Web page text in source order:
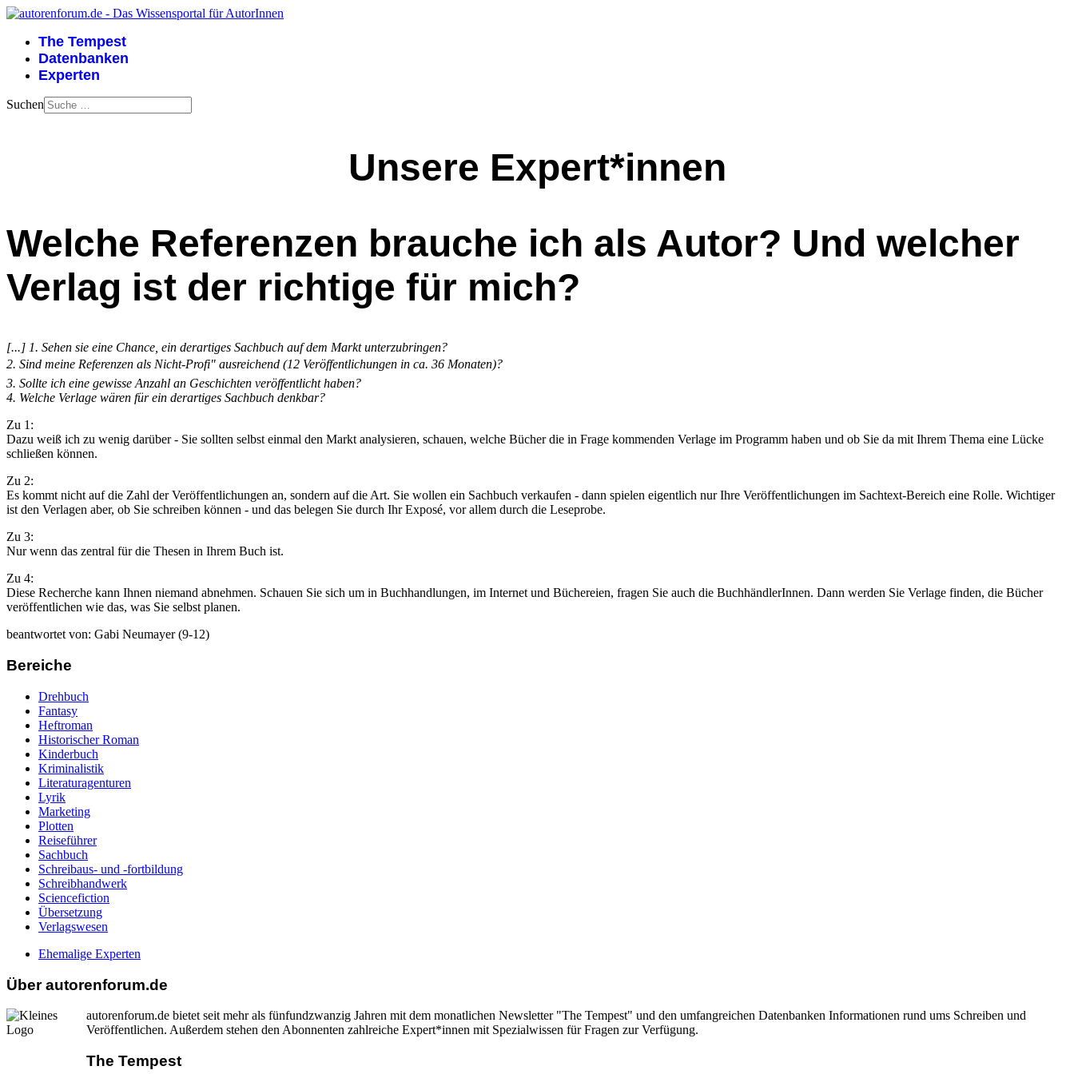
The Tempest
Datenbanken
Experten
Suchen
Unsere Expert*innen
Welche Referenzen brauche ich als Autor? Und welcher
Verlag ist der richtige für mich?
[...] 1. Sehen sie eine Chance, ein derartiges Sachbuch auf dem Markt unterzubringen?
2. Sind meine Referenzen als Nicht-Profi" ausreichend (12 Veröffentlichungen in ca. 36 Monaten)?
3. Sollte ich eine gewisse Anzahl an Geschichten veröffentlicht haben?
4. Welche Verlage wären für ein derartiges Sachbuch denkbar?
Zu 1:
Dazu weiß ich zu wenig darüber - Sie sollten selbst einmal den Markt analysieren, schauen, welche Bücher die in Frage kommenden Verlage im Programm haben und ob Sie da mit Ihrem Thema eine Lücke
schließen können.
Zu 2:
Es kommt nicht auf die Zahl der Veröffentlichungen an, sondern auf die Art. Sie wollen ein Sachbuch verkaufen - dann spielen eigentlich nur Ihre Veröffentlichungen im Sachtext-Bereich eine Rolle. Wichtiger
ist den Verlagen aber, ob Sie schreiben können - und das belegen Sie durch Ihr Exposé, vor allem durch die Leseprobe.
Zu 3:
Nur wenn das zentral für die Thesen in Ihrem Buch ist.
Zu 4:
Diese Recherche kann Ihnen niemand abnehmen. Schauen Sie sich um in Buchhandlungen, im Internet und Büchereien, fragen Sie auch die BuchhändlerInnen. Dann werden Sie Verlage finden, die Bücher
veröffentlichen wie das, was Sie selbst planen.
beantwortet von: Gabi Neumayer (9-12)
Bereiche
Drehbuch
Fantasy
Heftroman
Historischer Roman
Kinderbuch
Kriminalistik
Literaturagenturen
Lyrik
Marketing
Plotten
Reiseführer
Sachbuch
Schreibaus- und -fortbildung
Schreibhandwerk
Sciencefiction
Übersetzung
Verlagswesen
Ehemalige Experten
Über autorenforum.de
autorenforum.de bietet seit mehr als fünfundzwanzig Jahren mit dem monatlichen Newsletter "The Tempest" und den umfangreichen Datenbanken Informationen rund ums Schreiben und
Veröffentlichen. Außerdem stehen den Abonnenten zahlreiche Expert*innen mit Spezialwissen für Fragen zur Verfügung.
The Tempest